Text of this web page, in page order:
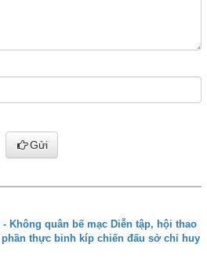
Gửi
Không quân bế mạc Diễn tập, hội thao
thực binh kíp chiến đấu sở chỉ huy